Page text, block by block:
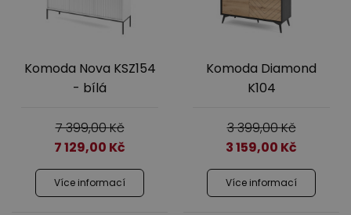
Komoda Nova KSZ154
- bílá
7 399,00Kč
7 129,00 Kč
Více informací
Komoda Diamond
K104
3 399,00Kč
3 159,00 Kč
Více informací